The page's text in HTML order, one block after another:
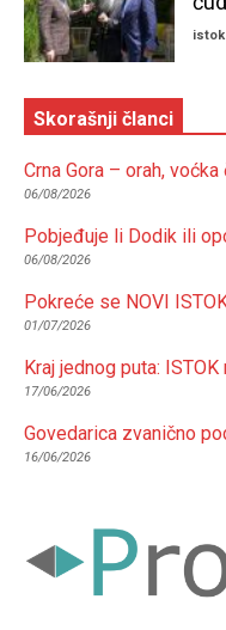
istok
Skorašnji članci
Crna Gora – orah,
06/08/2026
Pobjeđuje li Dodik ili
06/08/2026
Pokreće se NOVI
01/07/2026
Kraj jednog puta:
17/06/2026
Govedarica zvanično
16/06/2026